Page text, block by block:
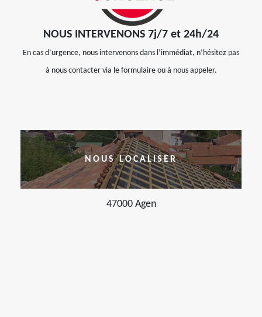
NOUS INTERVENONS 7j/7 et 24h/24
En cas d’urgence, nous intervenons dans l’immédiat, n’hésitez pas
à nous contacter via le formulaire ou à nous appeler.
NOUS LOCALISER
47000 Agen